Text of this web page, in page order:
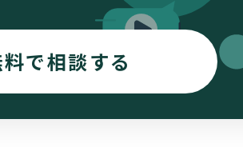
で相談する